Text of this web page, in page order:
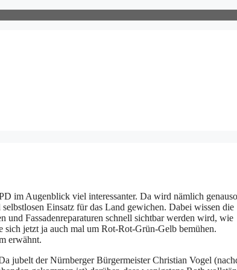
im Augenblick viel interessanter. Da wird nämlich genauso
Einsatz für das Land gewichen. Dabei wissen die
und Fassadenreparaturen schnell sichtbar werden wird, wie
jetzt ja auch mal um Rot-Rot-Grün-Gelb bemühen.
erwähnt.
jubelt der Nürnberger Bürgermeister Christian Vogel